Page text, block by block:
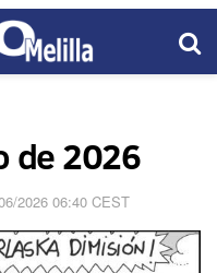
de 2026
2026 06:40 CEST